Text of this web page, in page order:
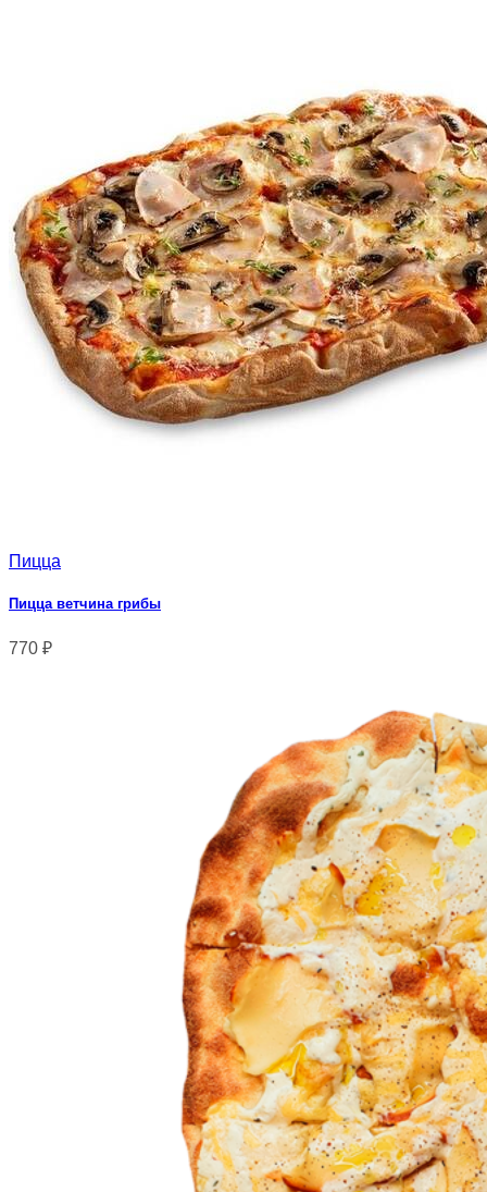
Пицца
Пицца ветчина грибы
770 ₽